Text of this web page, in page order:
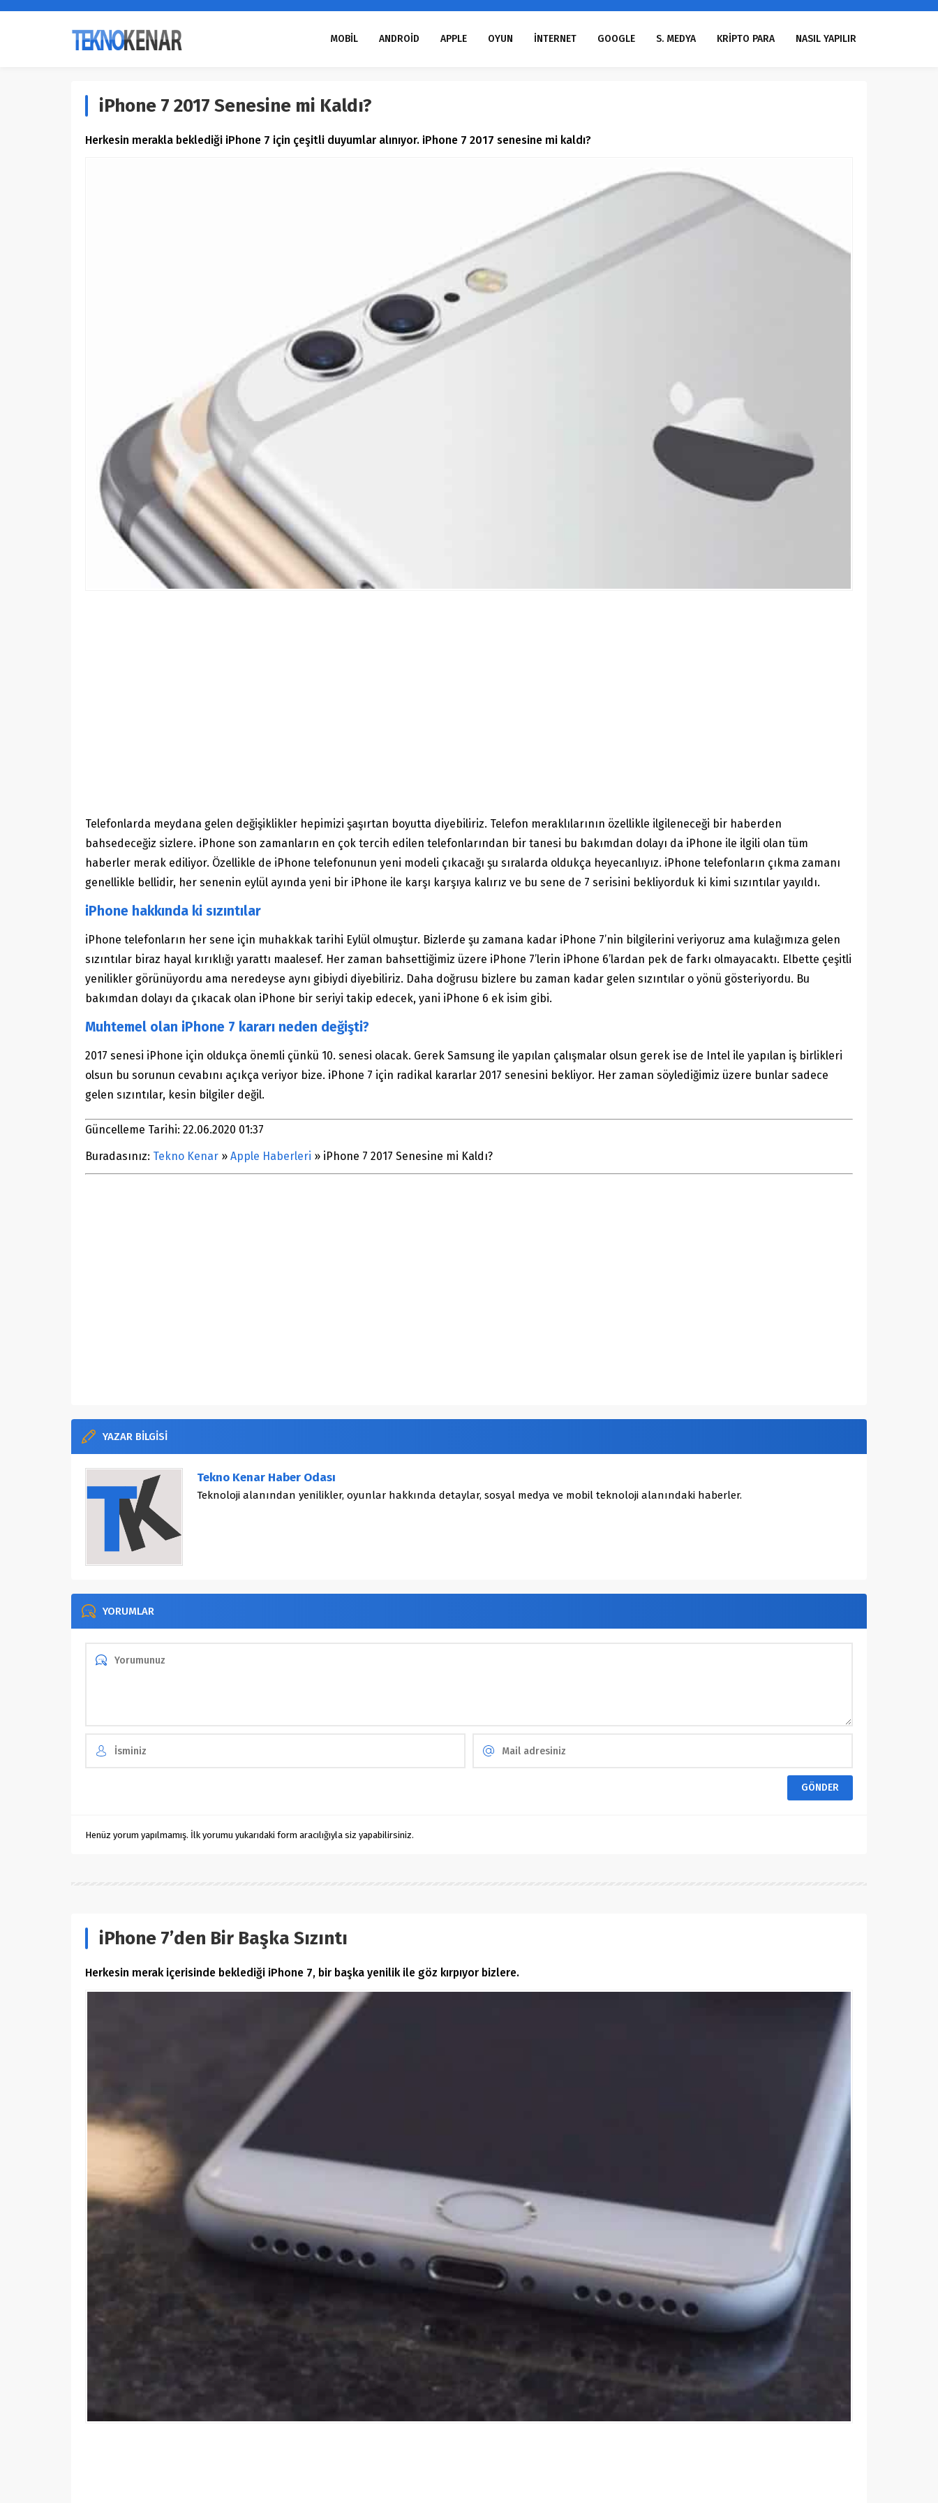
MOBİL ANDROİD APPLE OYUN İNTERNET GOOGLE S. MEDYA KRİPTO PARA NASIL YAPILIR
iPhone 7 2017 Senesine mi Kaldı?
Herkesin merakla beklediği iPhone 7 için çeşitli duyumlar alınıyor. iPhone 7 2017 senesine mi kaldı?
Telefonlarda meydana gelen değişiklikler hepimizi şaşırtan boyutta diyebiliriz. Telefon meraklılarının özellikle ilgileneceği bir haberden
bahsedeceğiz sizlere. iPhone son zamanların en çok tercih edilen telefonlarından bir tanesi bu bakımdan dolayı da iPhone ile ilgili olan tüm
haberler merak ediliyor. Özellikle de iPhone telefonunun yeni modeli çıkacağı şu sıralarda oldukça heyecanlıyız. iPhone telefonların çıkma zamanı
genellikle bellidir, her senenin eylül ayında yeni bir iPhone ile karşı karşıya kalırız ve bu sene de 7 serisini bekliyorduk ki kimi sızıntılar yayıldı.
iPhone hakkında ki sızıntılar
iPhone telefonların her sene için muhakkak tarihi Eylül olmuştur. Bizlerde şu zamana kadar iPhone 7’nin bilgilerini veriyoruz ama kulağımıza gelen
sızıntılar biraz hayal kırıklığı yarattı maalesef. Her zaman bahsettiğimiz üzere iPhone 7’lerin iPhone 6’lardan pek de farkı olmayacaktı. Elbette çeşitli
yenilikler görünüyordu ama neredeyse aynı gibiydi diyebiliriz. Daha doğrusu bizlere bu zaman kadar gelen sızıntılar o yönü gösteriyordu. Bu
bakımdan dolayı da çıkacak olan iPhone bir seriyi takip edecek, yani iPhone 6 ek isim gibi.
Muhtemel olan iPhone 7 kararı neden değişti?
2017 senesi iPhone için oldukça önemli çünkü 10. senesi olacak. Gerek Samsung ile yapılan çalışmalar olsun gerek ise de Intel ile yapılan iş birlikleri
olsun bu sorunun cevabını açıkça veriyor bize. iPhone 7 için radikal kararlar 2017 senesini bekliyor. Her zaman söylediğimiz üzere bunlar sadece
gelen sızıntılar, kesin bilgiler değil.
Güncelleme Tarihi: 22.06.2020 01:37
Buradasınız: Tekno Kenar » Apple Haberleri » iPhone 7 2017 Senesine mi Kaldı?
YAZAR BİLGİSİ
Tekno Kenar Haber Odası
Teknoloji alanından yenilikler, oyunlar hakkında detaylar, sosyal medya ve mobil teknoloji alanındaki haberler.
YORUMLAR
Henüz yorum yapılmamış. İlk yorumu yukarıdaki form aracılığıyla siz yapabilirsiniz.
iPhone 7’den Bir Başka Sızıntı
Herkesin merak içerisinde beklediği iPhone 7, bir başka yenilik ile göz kırpıyor bizlere.